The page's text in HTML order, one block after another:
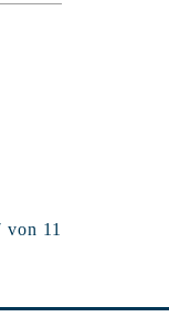
von 11